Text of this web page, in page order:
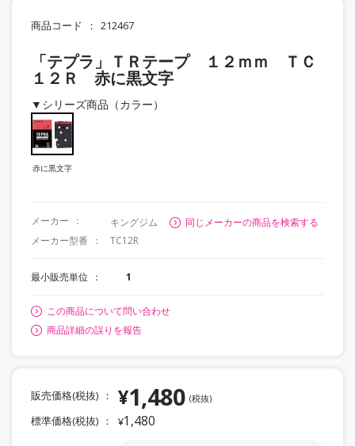
商品コード 212467
「テプラ」ＴＲテープ １２ｍｍ ＴＣ
１２Ｒ 赤に黒文字
▼シリーズ商品（カラー）
赤に黒文字
メーカー キングジム
同じメーカーの商品を検索する
メーカー型番
TC12R
最小販売単位 1
この商品について問い合わせ
商品詳細の誤りを報告
販売価格(税抜) ¥1,480 (税抜)
標準価格(税抜) ¥1,480